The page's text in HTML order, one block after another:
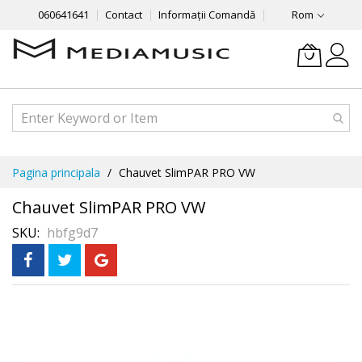
060641641 Contact Informații Comandă Rom
Continut
Pagina principala Chauvet SlimPAR PRO VW
Chauvet SlimPAR PRO VW
SKU hbfg9d7